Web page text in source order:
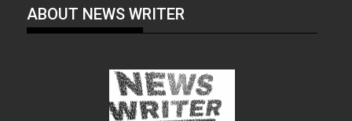
ABOUT NEWS WRITER